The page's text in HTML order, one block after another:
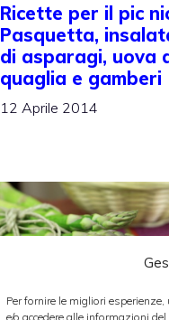
Per fornire le migliori
e/o accedere alle informazioni
Ricette per il pic
Pasquetta,
di asparagi, uova
quaglia e gamberi
12 Aprile 2014